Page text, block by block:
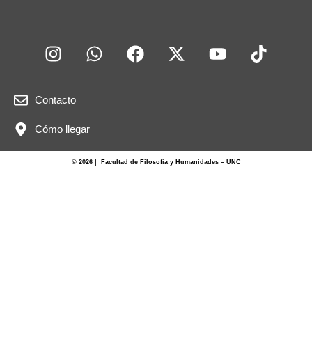
Contacto
Cómo llegar
© 2026 | Facultad de Filosofía y Humanidades – UNC